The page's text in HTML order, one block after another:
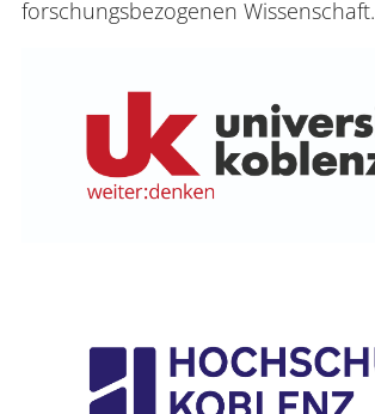
forschungsbezogenen Wissenschaft.